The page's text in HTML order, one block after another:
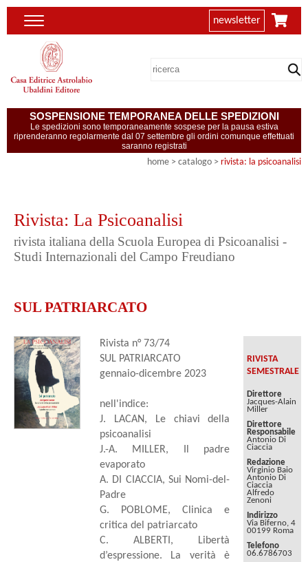
newsletter
SOSPENSIONE TEMPORANEA DELLE SPEDIZIONI
Le spedizioni sono temporaneamente sospese per la pausa estiva
riprenderanno regolarmente dal 07 settembre gli ordini comunque effettuati
saranno registrati
home > catalogo > rivista: la psicoanalisi
Rivista: La Psicoanalisi
rivista italiana della Scuola Europea di Psicoanalisi -
Studi Internazionali del Campo Freudiano
SUL PATRIARCATO
Rivista n° 73/74
SUL PATRIARCATO
gennaio-dicembre 2023
nell'indice:
J. LACAN, Le chiavi della
psicoanalisi
J.-A. MILLER, Il padre
evaporato
A. DI CIACCIA, Sui Nomi-del-
Padre
G. POBLOME, Clinica e
critica del patriarcato
C. ALBERTI, Libertà
d’espressione. La verità è
RIVISTA
SEMESTRALE
Direttore
Jacques-Alain
Miller
Direttore
Responsabile
Antonio Di
Ciaccia
Redazione
Virginio Baio
Antonio Di
Ciaccia
Alfredo
Zenoni
Indirizzo
Via Biferno, 4
00199 Roma
Telefono
06.6786703